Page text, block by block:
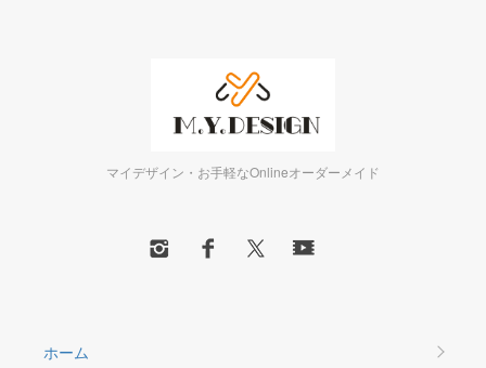
マイデザイン・お手軽なOnlineオーダーメイド
ホーム